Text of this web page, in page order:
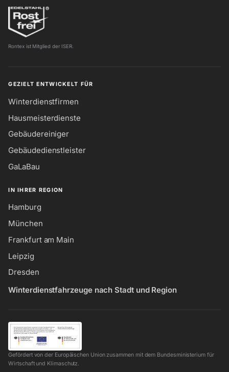
Rontex ist Mitglied der ISER.
GEZIELT ENTWICKELT FÜR
Winterdienstfirmen
Hausmeisterdienste
Gebäudereiniger
Gebäudedienstleister
GaLaBau
IN IHRER REGION
Hamburg
München
Frankfurt am Main
Leipzig
Dresden
Winterdienstfahrzeuge nach Stadt und Region
Gefördert von der Europäischen Union zusammen mit dem Bundesministerium für
Wirtschaft und Klimaschutz.